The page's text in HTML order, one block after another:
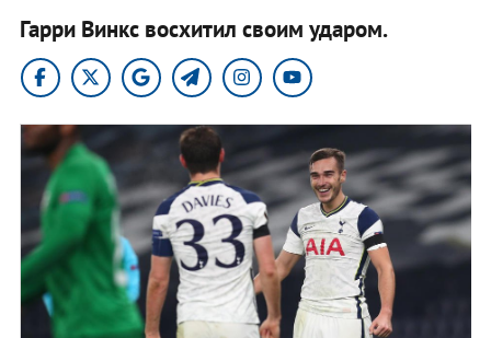
Гарри Винкс восхитил своим ударом.